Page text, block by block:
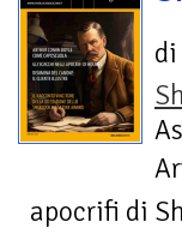
di
apocrifi di